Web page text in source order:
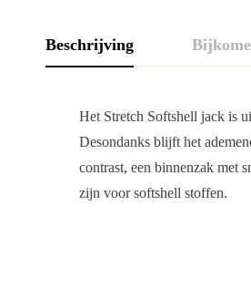
Beschrijving
Het Stretch Softshell jack is
Desondanks blijft het
contrast, een binnenzak met
zijn voor softshell stoffen.